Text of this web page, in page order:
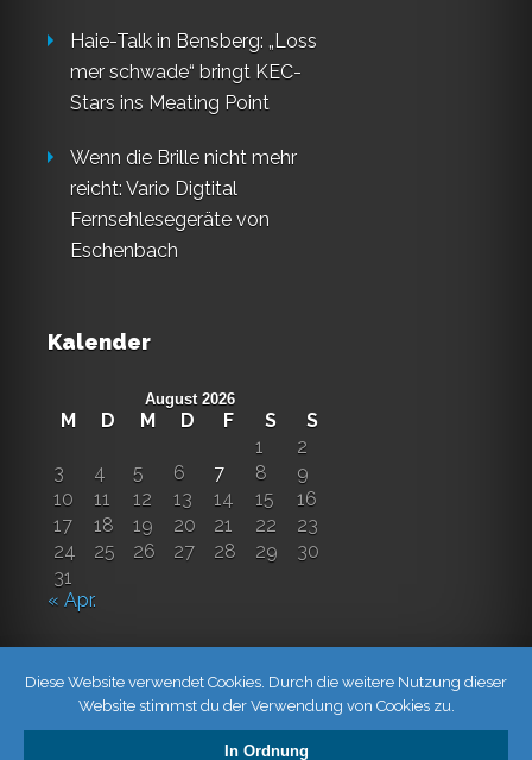
Haie-Talk in Bensberg: „Loss
mer schwade“ bringt KEC-
Stars ins Meating Point
Wenn die Brille nicht mehr
reicht: Vario Digtital
Fernsehlesegeräte von
Eschenbach
Kalender
August 2026
M D M D F S
S
1
2
3
4 5 6 7 8
9
10
11 12 13 14 15
16
17
18 19 20 21 22
23
24
25 26 27 28 29
30
31
« Apr.
Diese Website verwendet Cookies. Durch die weitere Nutzung dieser
Website stimmst du der Verwendung von Cookies zu.
In Ordnung